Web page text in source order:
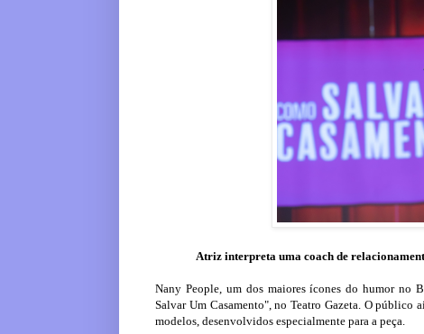
Atriz interpreta uma coach de
Nany People, um dos maiores ícones do humor no
Salvar Um Casamento", no Teatro Gazeta. O público
modelos, desenvolvidos especialmente para a peça.